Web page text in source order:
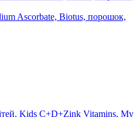
Ascorbate, Biotus, порошок,